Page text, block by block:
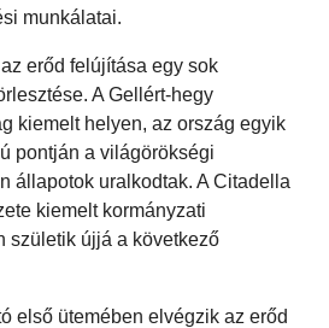
munkálatai.
erőd felújítása egy sok
A Gellért-hegy
kiemelt helyen, az ország egyik
pontján a világörökségi
állapotok uralkodtak. A Citadella
kiemelt kormányzati
születik újjá a következő
első ütemében elvégzik az erőd